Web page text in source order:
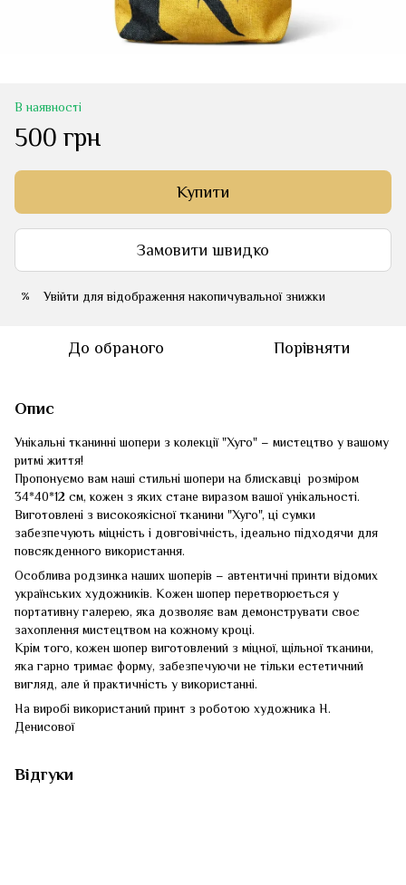
В наявності
500 грн
Купити
Замовити швидко
% Увійти для відображення накопичувальної знижки
До обраного Порівняти
Опис
Унікальні тканинні шопери з колекції "Хуго" – мистецтво у вашому
ритмі життя!
Пропонуємо вам наші стильні шопери на блискавці розміром
34*40*12 см, кожен з яких стане виразом вашої унікальності.
Виготовлені з високоякісної тканини "Хуго", ці сумки
забезпечують міцність і довговічність, ідеально підходячи для
повсякденного використання.
Особлива родзинка наших шоперів – автентичні принти відомих
українських художників. Кожен шопер перетворюється у
портативну галерею, яка дозволяє вам демонструвати своє
захоплення мистецтвом на кожному кроці.
Крім того, кожен шопер виготовлений з міцної, щільної тканини,
яка гарно тримає форму, забезпечуючи не тільки естетичний
вигляд, але й практичність у використанні.
На виробі використаний принт з роботою художника Н.
Денисової
Відгуки